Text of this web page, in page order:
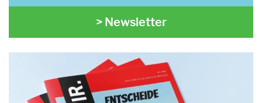
> Newsletter